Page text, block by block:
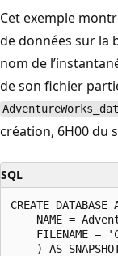
Cet exemple
de données sur la
nom de
de son fichier
création, 6H00 du
SQL
CREATE
NAME =
FILENAME =
) AS